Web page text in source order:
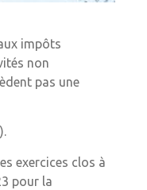
impôts
non
pas une
exercices clos à
pour la